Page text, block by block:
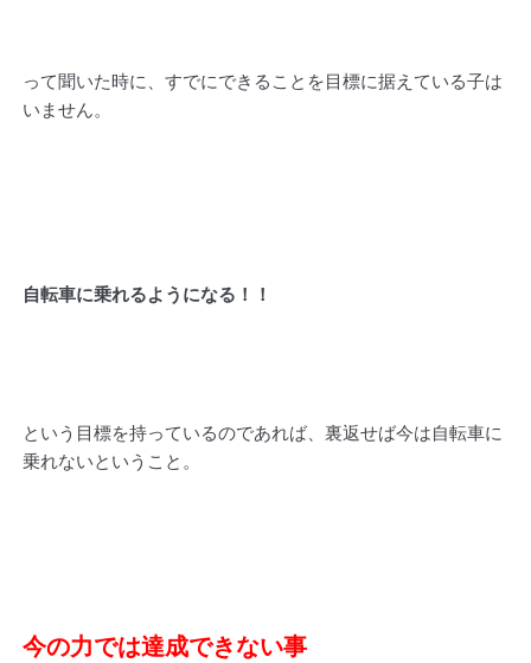
って聞いた時に、すでにできることを目標に据えている子は
いません。
自転車に乗れるようになる！！
という目標を持っているのであれば、裏返せば今は自転車に
乗れないということ。
今の力では達成できない事